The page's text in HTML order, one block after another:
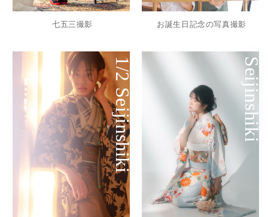
七五三撮影 お誕生日記念の写真撮影
1/2 Seijinshiki Seijinshiki